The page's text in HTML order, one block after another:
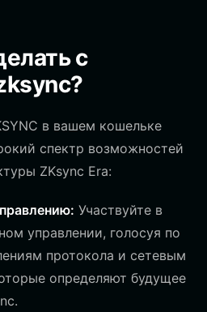
с
в вашем кошельке
спектр возможностей
ZKsync Era:
Участвуйте в
управлении, голосуя по
протокола и сетевым
определяют будущее